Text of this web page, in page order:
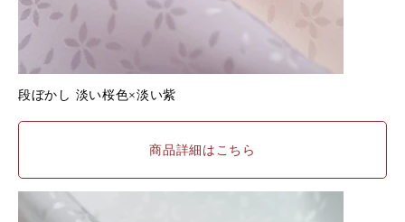
段ぼかし 淡い桜色×淡い紫
商品詳細はこちら